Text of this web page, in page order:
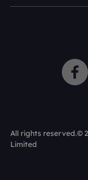
All rights reserved.©
Limited